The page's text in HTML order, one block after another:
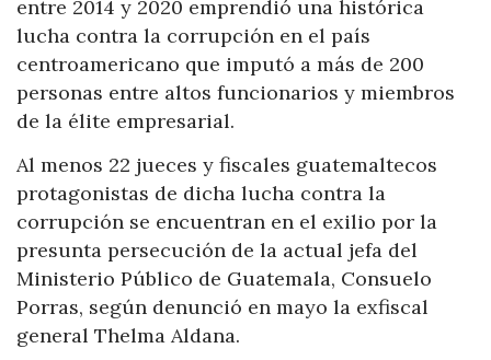
entre 2014 y 2020 emprendió una histórica
lucha contra la corrupción en el país
centroamericano que imputó a más de 200
personas entre altos funcionarios y miembros
de la élite empresarial.
Al menos 22 jueces y fiscales guatemaltecos
protagonistas de dicha lucha contra la
corrupción se encuentran en el exilio por la
presunta persecución de la actual jefa del
Ministerio Público de Guatemala, Consuelo
Porras, según denunció en mayo la exfiscal
general Thelma Aldana.